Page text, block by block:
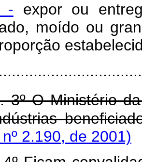
- expor ou
moído ou
3º O Ministério
2.190, de 2001)